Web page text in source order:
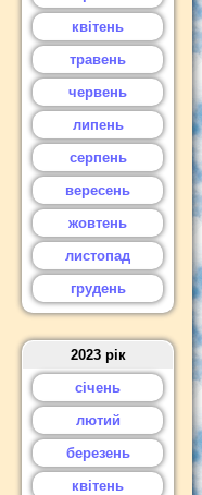
квітень
травень
червень
липень
серпень
вересень
жовтень
листопад
грудень
2023 рік
січень
лютий
березень
квітень